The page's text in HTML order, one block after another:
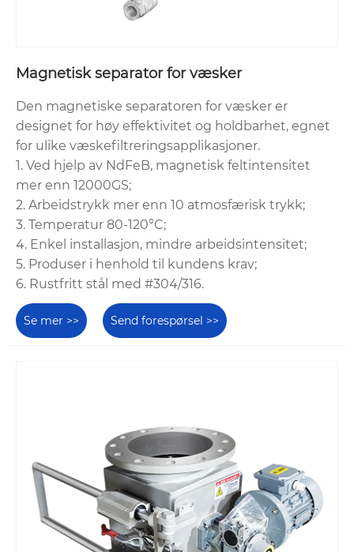
Magnetisk separator for væsker
Den magnetiske separatoren for væsker er
designet for høy effektivitet og holdbarhet, egnet
for ulike væskefiltreringsapplikasjoner.
1. Ved hjelp av NdFeB, magnetisk feltintensitet
mer enn 12000GS;
2. Arbeidstrykk mer enn 10 atmosfærisk trykk;
3. Temperatur 80-120°C;
4. Enkel installasjon, mindre arbeidsintensitet;
5. Produser i henhold til kundens krav;
6. Rustfritt stål med #304/316.
Se mer >> Send forespørsel >>